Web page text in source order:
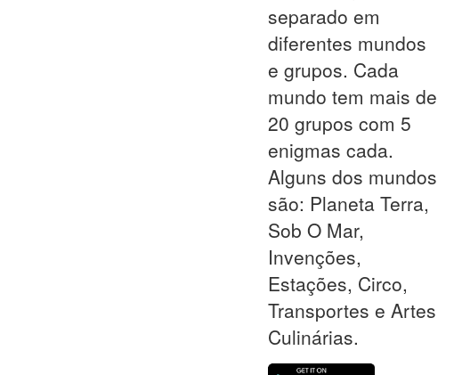
separado em
diferentes mundos
e grupos. Cada
mundo tem mais de
20 grupos com 5
enigmas cada.
Alguns dos mundos
são: Planeta Terra,
Sob O Mar,
Invenções,
Estações, Circo,
Transportes e Artes
Culinárias.